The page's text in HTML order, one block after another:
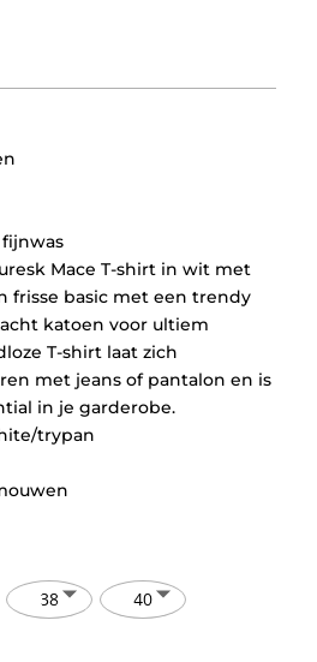
fijnwas
Mace T-shirt in wit met
frisse basic met een trendy
katoen voor ultiem
T-shirt laat zich
met jeans of pantalon en is
in je garderobe.
trypan
38
40